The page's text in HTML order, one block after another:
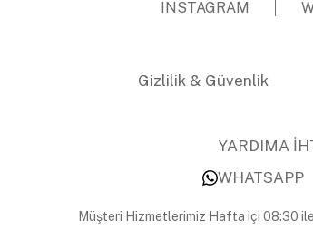
INSTAGRAM
Gizlilik & Güvenlik
YARDIMA
WHATSAPP
Müşteri Hizmetlerimiz Hafta içi 08:30